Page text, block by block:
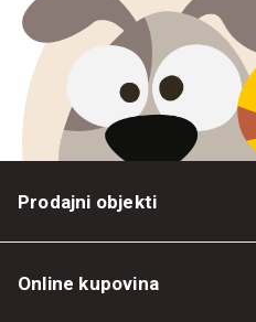
Prodajni objekti
Online kupovina